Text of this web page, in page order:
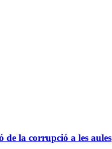
de la corrupció a les aules